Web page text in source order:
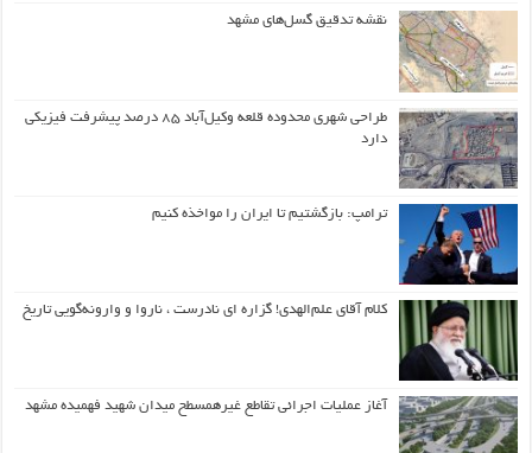
نقشه تدقیق گسل‌های مشهد
طراحی شهری محدوده قلعه وکیل‌آباد ۸۵ درصد پیشرفت فیزیکی
دارد
ترامپ: بازگشتیم تا ایران را مواخذه کنیم
کلام آقای علم‌الهدی! گزاره ای نادرست ، ناروا و وارونه‌گویی تاریخ
آغاز عملیات اجرائی تقاطع غیرهمسطح میدان شهید فهمیده مشهد